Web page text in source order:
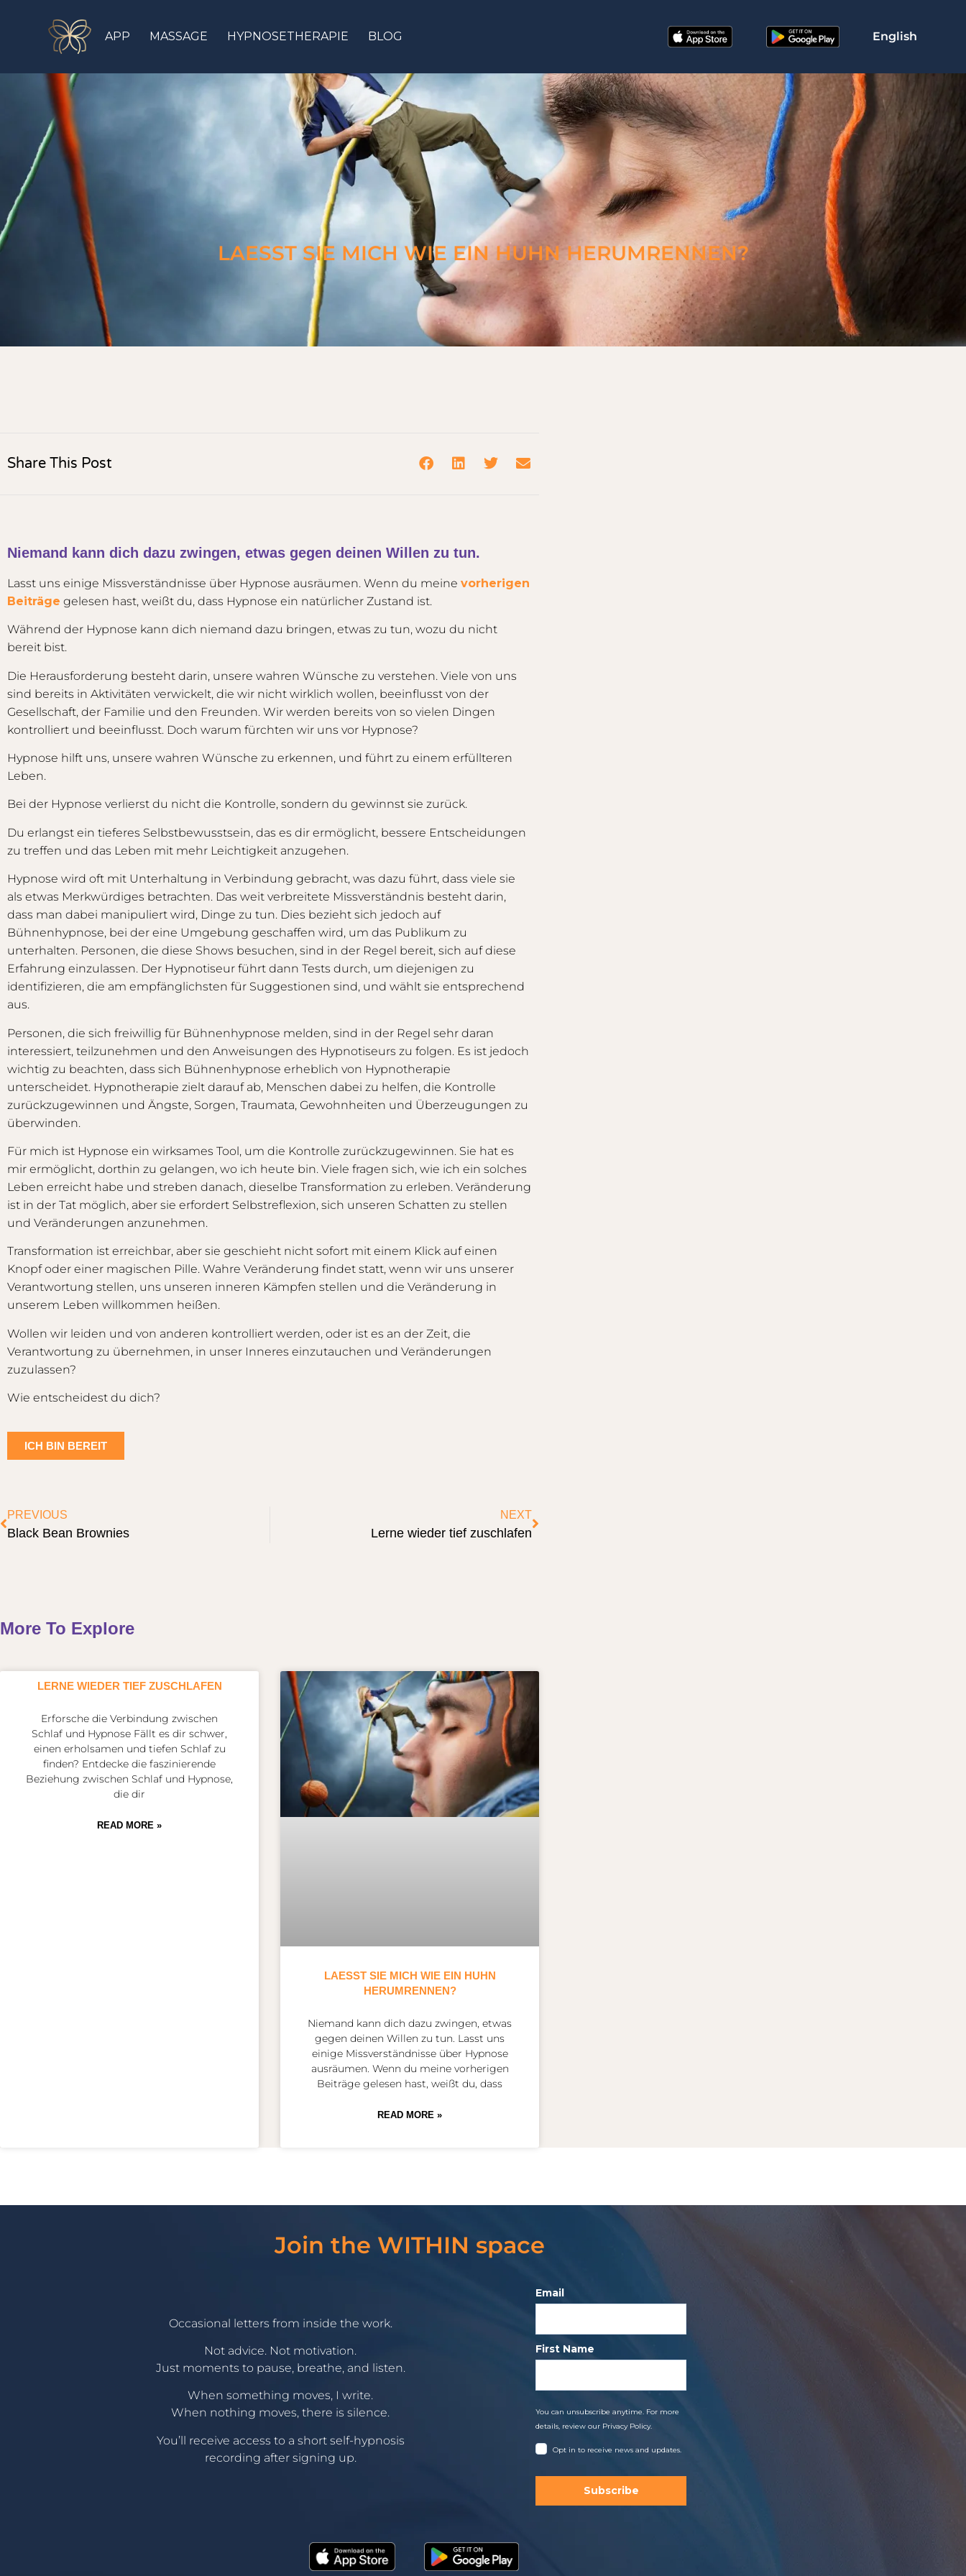
APP MASSAGE HYPNOSETHERAPIE BLOG English
LAESST SIE MICH WIE EIN HUHN HERUMRENNEN?
Share This Post
Niemand kann dich dazu zwingen, etwas gegen deinen Willen zu tun.
Lasst uns einige Missverständnisse über Hypnose ausräumen. Wenn du meine vorherigen
Beiträge gelesen hast, weißt du, dass Hypnose ein natürlicher Zustand ist.
Während der Hypnose kann dich niemand dazu bringen, etwas zu tun, wozu du nicht
bereit bist.
Die Herausforderung besteht darin, unsere wahren Wünsche zu verstehen. Viele von uns
sind bereits in Aktivitäten verwickelt, die wir nicht wirklich wollen, beeinflusst von der
Gesellschaft, der Familie und den Freunden. Wir werden bereits von so vielen Dingen
kontrolliert und beeinflusst. Doch warum fürchten wir uns vor Hypnose?
Hypnose hilft uns, unsere wahren Wünsche zu erkennen, und führt zu einem erfüllteren
Leben.
Bei der Hypnose verlierst du nicht die Kontrolle, sondern du gewinnst sie zurück.
Du erlangst ein tieferes Selbstbewusstsein, das es dir ermöglicht, bessere Entscheidungen
zu treffen und das Leben mit mehr Leichtigkeit anzugehen.
Hypnose wird oft mit Unterhaltung in Verbindung gebracht, was dazu führt, dass viele sie
als etwas Merkwürdiges betrachten. Das weit verbreitete Missverständnis besteht darin,
dass man dabei manipuliert wird, Dinge zu tun. Dies bezieht sich jedoch auf
Bühnenhypnose, bei der eine Umgebung geschaffen wird, um das Publikum zu
unterhalten. Personen, die diese Shows besuchen, sind in der Regel bereit, sich auf diese
Erfahrung einzulassen. Der Hypnotiseur führt dann Tests durch, um diejenigen zu
identifizieren, die am empfänglichsten für Suggestionen sind, und wählt sie entsprechend
aus.
Personen, die sich freiwillig für Bühnenhypnose melden, sind in der Regel sehr daran
interessiert, teilzunehmen und den Anweisungen des Hypnotiseurs zu folgen. Es ist jedoch
wichtig zu beachten, dass sich Bühnenhypnose erheblich von Hypnotherapie
unterscheidet. Hypnotherapie zielt darauf ab, Menschen dabei zu helfen, die Kontrolle
zurückzugewinnen und Ängste, Sorgen, Traumata, Gewohnheiten und Überzeugungen zu
überwinden.
Für mich ist Hypnose ein wirksames Tool, um die Kontrolle zurückzugewinnen. Sie hat es
mir ermöglicht, dorthin zu gelangen, wo ich heute bin. Viele fragen sich, wie ich ein solches
Leben erreicht habe und streben danach, dieselbe Transformation zu erleben. Veränderung
ist in der Tat möglich, aber sie erfordert Selbstreflexion, sich unseren Schatten zu stellen
und Veränderungen anzunehmen.
Transformation ist erreichbar, aber sie geschieht nicht sofort mit einem Klick auf einen
Knopf oder einer magischen Pille. Wahre Veränderung findet statt, wenn wir uns unserer
Verantwortung stellen, uns unseren inneren Kämpfen stellen und die Veränderung in
unserem Leben willkommen heißen.
Wollen wir leiden und von anderen kontrolliert werden, oder ist es an der Zeit, die
Verantwortung zu übernehmen, in unser Inneres einzutauchen und Veränderungen
zuzulassen?
Wie entscheidest du dich?
ICH BIN BEREIT
PREVIOUS
Black Bean Brownies
NEXT
Lerne wieder tief zuschlafen
More To Explore
LERNE WIEDER TIEF ZUSCHLAFEN
Erforsche die Verbindung zwischen
Schlaf und Hypnose Fällt es dir schwer,
einen erholsamen und tiefen Schlaf zu
finden? Entdecke die faszinierende
Beziehung zwischen Schlaf und Hypnose,
die dir
READ MORE »
LAESST SIE MICH WIE EIN HUHN
HERUMRENNEN?
Niemand kann dich dazu zwingen, etwas
gegen deinen Willen zu tun. Lasst uns
einige Missverständnisse über Hypnose
ausräumen. Wenn du meine vorherigen
Beiträge gelesen hast, weißt du, dass
READ MORE »
Join the WITHIN space
Occasional letters from inside the work.
Not advice. Not motivation.
Just moments to pause, breathe, and listen.
When something moves, I write.
When nothing moves, there is silence.
You’ll receive access to a short self-hypnosis
recording after signing up.
Email
First Name
You can unsubscribe anytime. For more
details, review our Privacy Policy.
Opt in to receive news and updates.
Subscribe